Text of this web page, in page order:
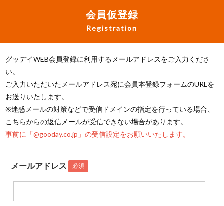
会員仮登録
Registration
グッデイWEB会員登録に利用するメールアドレスをご入力くださ
い。
ご入力いただいたメールアドレス宛に会員本登録フォームのURLを
お送りいたします。
※迷惑メールの対策などで受信ドメインの指定を行っている場合、
こちらからの返信メールが受信できない場合があります。
事前に「@gooday.co.jp」の受信設定をお願いいたします。
メールアドレス 必須